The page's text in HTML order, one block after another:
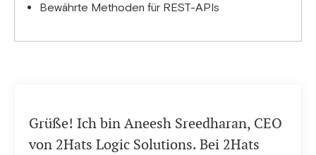
Bewährte Methoden für REST-APIs
Grüße! Ich bin Aneesh Sreedharan, CEO
von 2Hats Logic Solutions. Bei 2Hats